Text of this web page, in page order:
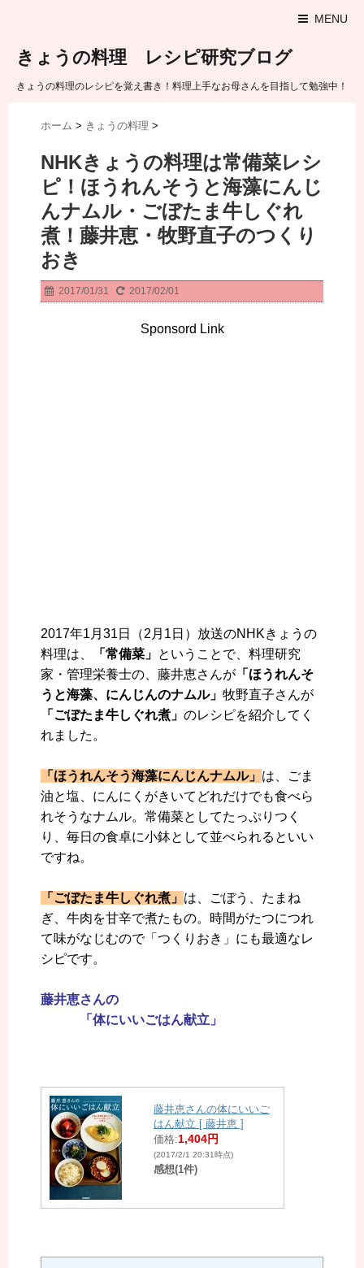
MENU
きょうの料理 レシピ研究ブログ
きょうの料理のレシピを覚え書き！料理上手なお母さんを目指して勉強中！
ホーム > きょうの料理 >
NHKきょうの料理は常備菜レシ
ピ！ほうれんそうと海藻にんじ
んナムル・ごぼたま牛しぐれ
煮！藤井恵・牧野直子のつくり
おき
2017/01/31 2017/02/01
Sponsord Link
2017年1月31日（2月1日）放送のNHKきょうの
料理は、
「常備菜」 ということで、料理研究
家・管理栄養士の、藤井恵さんが 「ほうれんそ
うと海藻、にんじんのナムル」 牧野直子さんが
「ごぼたま牛しぐれ煮」 のレシピを紹介してく
れました。
「ほうれんそう海藻にんじんナムル」 は、ごま
油と塩、にんにくがきいてどれだけでも食べら
れそうなナムル。常備菜としてたっぷりつく
り、毎日の食卓に小鉢として並べられるといい
ですね。
「ごぼたま牛しぐれ煮」 は、ごぼう、たまね
ぎ、牛肉を甘辛で煮たもの。時間がたつにつれ
て味がなじむので「つくりおき」にも最適なレ
シピです。
藤井恵さんの
「体にいいごはん献立」
藤井恵さんの体にいいご
はん献立 [ 藤井恵 ]
価格:1,404円
(2017/2/1 20:31時点)
感想(1件)